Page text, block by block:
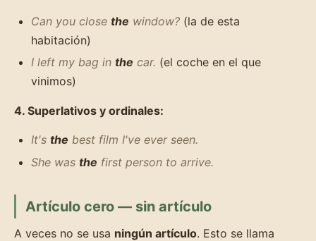
Can you close the window? (la de esta
habitación)
I left my bag in the car. (el coche en el que
vinimos)
4. Superlativos y ordinales:
It's the best film I've ever seen.
She was the first person to arrive.
Artículo cero — sin artículo
A veces no se usa ningún artículo. Esto se llama